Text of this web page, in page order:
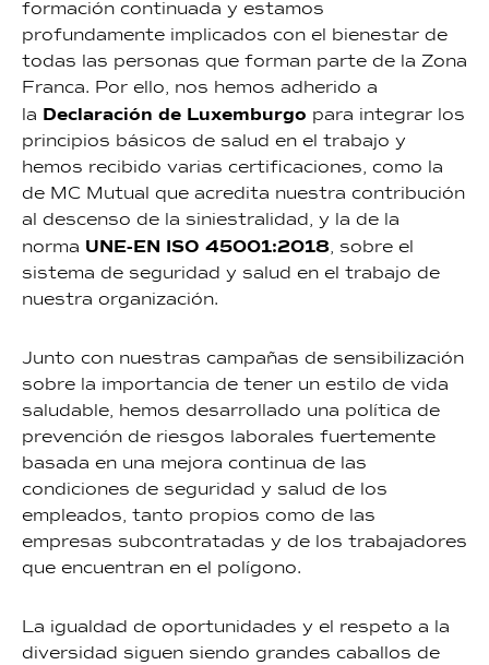
formación continuada y estamos
profundamente implicados con el bienestar de
todas las personas que forman parte de la Zona
Franca. Por ello, nos hemos adherido a
la Declaración de Luxemburgo para integrar los
principios básicos de salud en el trabajo y
hemos recibido varias certificaciones, como la
de MC Mutual que acredita nuestra contribución
al descenso de la siniestralidad, y la de la
norma UNE-EN ISO 45001:2018, sobre el
sistema de seguridad y salud en el trabajo de
nuestra organización.
Junto con nuestras campañas de sensibilización
sobre la importancia de tener un estilo de vida
saludable, hemos desarrollado una política de
prevención de riesgos laborales fuertemente
basada en una mejora continua de las
condiciones de seguridad y salud de los
empleados, tanto propios como de las
empresas subcontratadas y de los trabajadores
que encuentran en el polígono.
La igualdad de oportunidades y el respeto a la
diversidad siguen siendo grandes caballos de